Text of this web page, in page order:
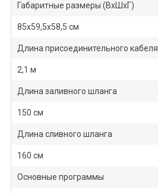
Габаритные размеры (ВхШхГ)
85х59,5х58,5 см
Длина присоединительного кабеля
2,1 м
Длина заливного шланга
150 см
Длина сливного шланга
160 см
Основные программы